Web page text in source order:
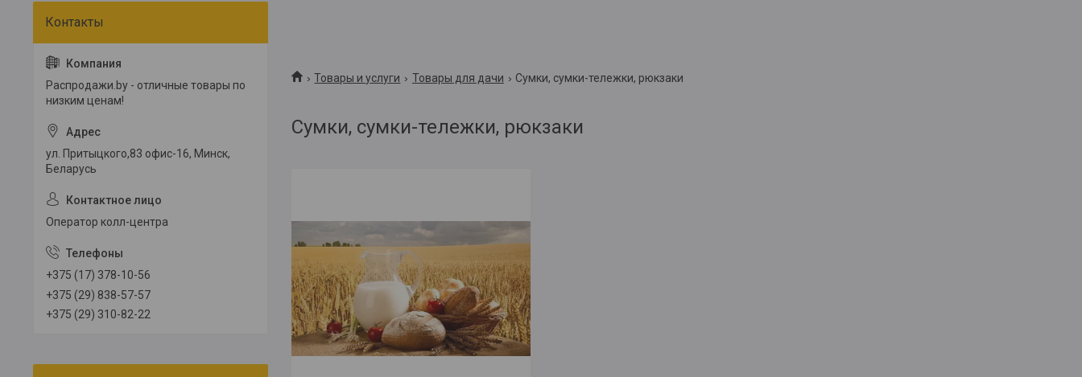
Товары и услуги Товары для дачи Сумки, сумки-тележки, рюкзаки
Сумки, сумки-тележки, рюкзаки
Распродажи.by - отличные товары по
низким ценам!
ул. Притыцкого,83 офис-16, Минск,
Беларусь
Оператор колл-центра
+375 (17) 378-10-56
+375 (29) 838-57-57
+375 (29) 310-82-22